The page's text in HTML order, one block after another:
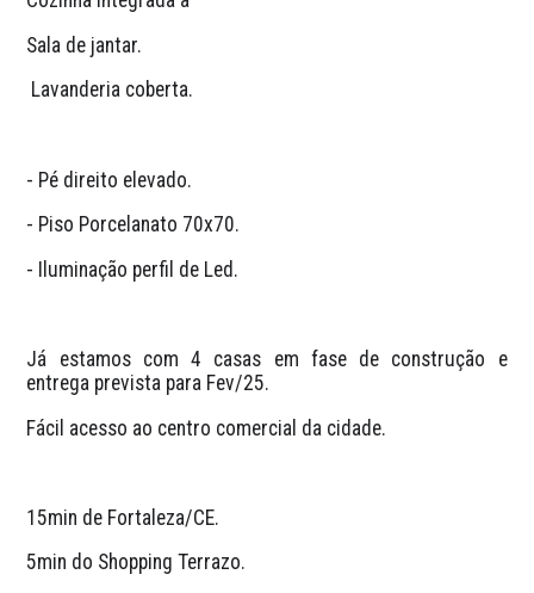
Sala de jantar.
Lavanderia coberta.
- Pé direito elevado.
- ⁠Piso Porcelanato 70x70.
- ⁠Iluminação perfil de Led.
Já estamos com 4 casas em fase de construção e
entrega prevista para Fev/25.
Fácil acesso ao centro comercial da cidade.
15min de Fortaleza/CE.
5min do Shopping Terrazo.